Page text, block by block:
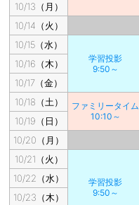
10/13（月）
10/14（火）
10/15（水）
学習投影
9:50～
10/16（木）
10/17（金）
10/18（土）
ファミリータイム
10:10～
10/19（日）
10/20（月）
10/21（火）
学習投影
9:50～
10/22（水）
10/23（木）